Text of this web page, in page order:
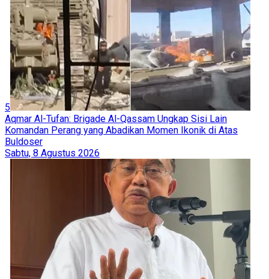
5
Aqmar Al-Tufan: Brigade Al-Qassam Ungkap Sisi Lain
Komandan Perang yang Abadikan Momen Ikonik di Atas
Buldoser
Sabtu, 8 Agustus 2026